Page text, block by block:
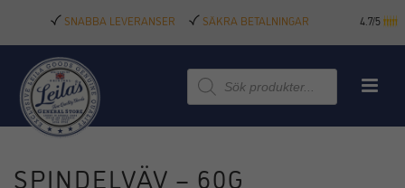
SNABBA LEVERANSER SÄKRA BETALNINGAR 4.7/5
Produktsökning
SPINDELVÄV – 60G